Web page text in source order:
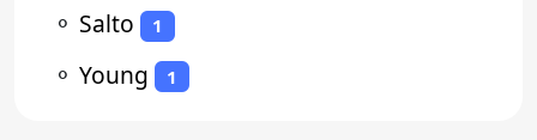
⚬ Salto 1
⚬ Young 1